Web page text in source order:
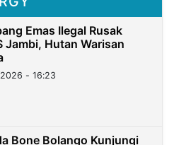
Emas Ilegal Rusak
Jambi, Hutan Warisan
- 16:23
Bone Bolango Kunjungi